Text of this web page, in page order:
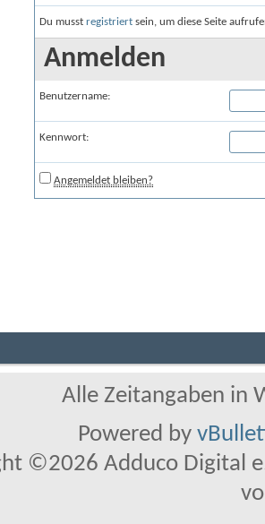
Du musst registriert sein, um diese Seite
Anmelden
Benutzername:
Kennwort:
Angemeldet bleiben?
Alle Zeitangaben in
Powered by
©2026 Adduco Digital